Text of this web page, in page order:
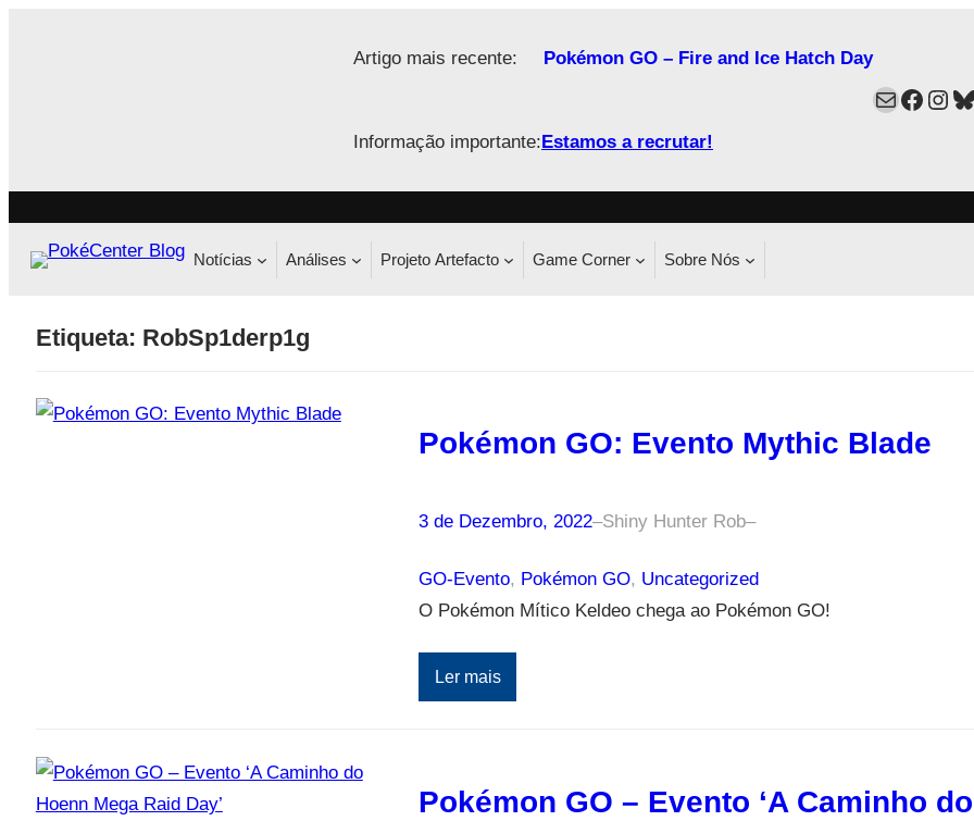
Artigo mais recente: Pokémon GO – Fire and Ice Hatch Day
Informação importante:Estamos a recrutar!
Mail
Notícias Análises Projeto Artefacto Game Corner Sobre Nós
Etiqueta: RobSp1derp1g
Pokémon GO: Evento Mythic Blade
3 de Dezembro, 2022–Shiny Hunter Rob–
GO-Evento, Pokémon GO, Uncategorized
O Pokémon Mítico Keldeo chega ao Pokémon GO!
Ler mais
Pokémon GO – Evento ‘A Caminho do